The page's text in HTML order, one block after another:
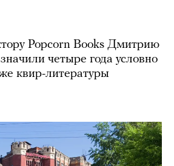
Popcorn Books Дмитрию
четыре года условно
квир-литературы